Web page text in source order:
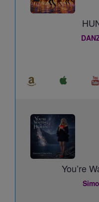
You’re